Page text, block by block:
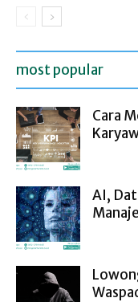
most popular
Cara
AI,